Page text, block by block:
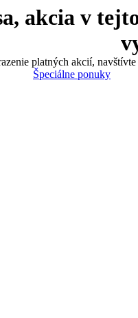
akcia v
platných akcií,
Špeciálne ponuky